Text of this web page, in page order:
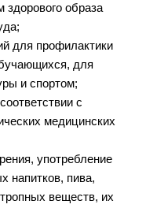
здорового образа
для профилактики
для
и спортом;
с
медицинских
употребление
напитков, пива,
веществ, их